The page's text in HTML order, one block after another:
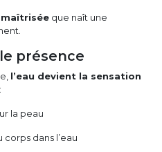
que naît une
présence
l’eau devient la sensation
la peau
dans l’eau